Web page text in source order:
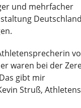
und mehrfacher
waren bei der
gibt mir
Struß,